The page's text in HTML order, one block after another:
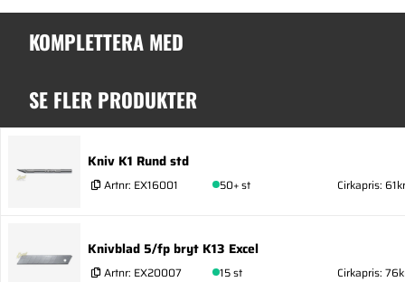
KOMPLETTERA MED
SE FLER PRODUKTER
Kniv K1 Rund std
Artnr: EX16001 50+ st Cirkapris: 61kr
Knivblad 5/fp bryt K13 Excel
Artnr: EX20007 15 st Cirkapris: